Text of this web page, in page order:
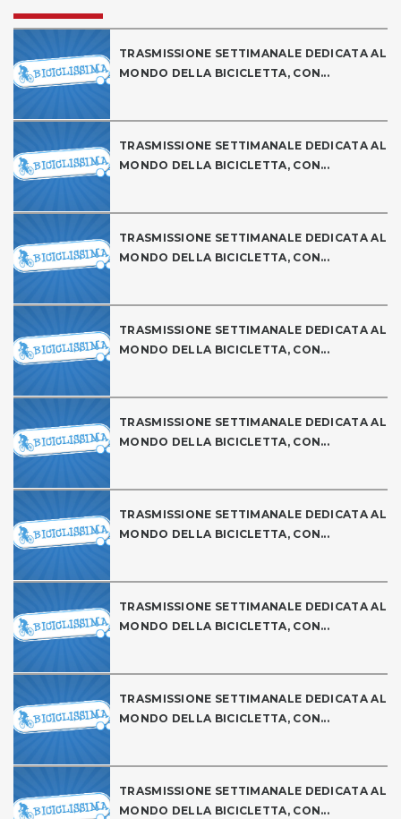
TRASMISSIONE SETTIMANALE DEDICATA AL
MONDO DELLA BICICLETTA, CON...
TRASMISSIONE SETTIMANALE DEDICATA AL
MONDO DELLA BICICLETTA, CON...
TRASMISSIONE SETTIMANALE DEDICATA AL
MONDO DELLA BICICLETTA, CON...
TRASMISSIONE SETTIMANALE DEDICATA AL
MONDO DELLA BICICLETTA, CON...
TRASMISSIONE SETTIMANALE DEDICATA AL
MONDO DELLA BICICLETTA, CON...
TRASMISSIONE SETTIMANALE DEDICATA AL
MONDO DELLA BICICLETTA, CON...
TRASMISSIONE SETTIMANALE DEDICATA AL
MONDO DELLA BICICLETTA, CON...
TRASMISSIONE SETTIMANALE DEDICATA AL
MONDO DELLA BICICLETTA, CON...
TRASMISSIONE SETTIMANALE DEDICATA AL
MONDO DELLA BICICLETTA, CON...